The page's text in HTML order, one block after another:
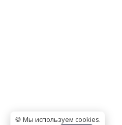
🍪 Мы используем cookies.